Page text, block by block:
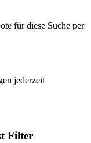
für diese Suche per
jederzeit
Filter